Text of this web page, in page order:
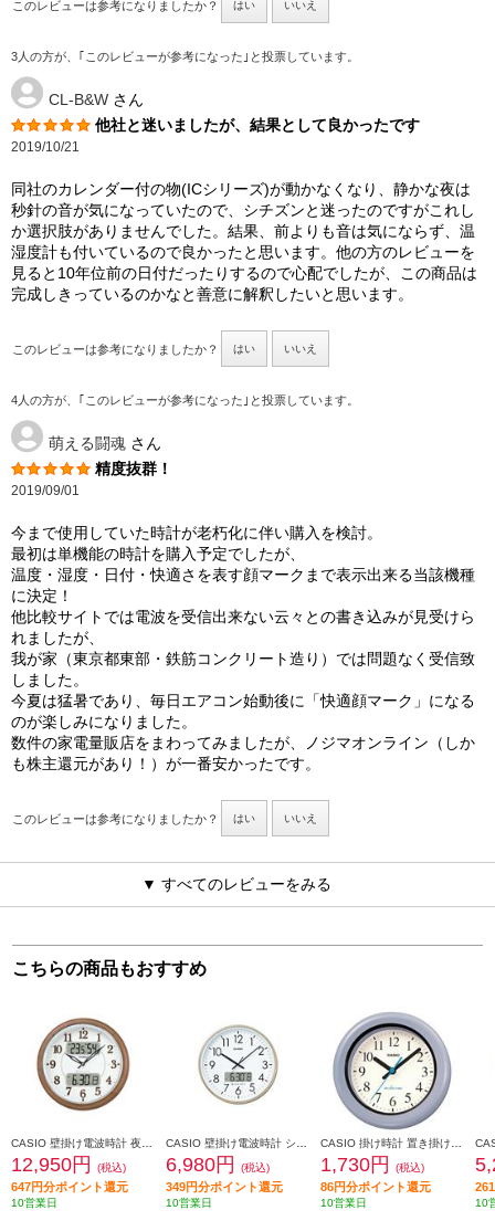
このレビューは参考になりましたか？ はい いいえ
3人の方が、｢このレビューが参考になった｣と投票しています。
CL-B&W さん
他社と迷いましたが、結果として良かったです
2019/10/21
同社のカレンダー付の物(ICシリーズ)が動かなくなり、静かな夜は
秒針の音が気になっていたので、シチズンと迷ったのですがこれし
か選択肢がありませんでした。結果、前よりも音は気にならず、温
湿度計も付いているので良かったと思います。他の方のレビューを
見ると10年位前の日付だったりするので心配でしたが、この商品は
完成しきっているのかなと善意に解釈したいと思います。
このレビューは参考になりましたか？ はい いいえ
4人の方が、｢このレビューが参考になった｣と投票しています。
萌える闘魂 さん
精度抜群！
2019/09/01
今まで使用していた時計が老朽化に伴い購入を検討。
最初は単機能の時計を購入予定でしたが、
温度・湿度・日付・快適さを表す顔マークまで表示出来る当該機種
に決定！
他比較サイトでは電波を受信出来ない云々との書き込みが見受けら
れましたが、
我が家（東京都東部・鉄筋コンクリート造り）では問題なく受信致
しました。
今夏は猛暑であり、毎日エアコン始動後に「快適顔マーク」になる
のが楽しみになりました。
数件の家電量販店をまわってみましたが、ノジマオンライン（しか
も株主還元があり！）が一番安かったです。
このレビューは参考になりましたか？ はい いいえ
▼ すべてのレビューをみる
こちらの商品もおすすめ
12,950円 (税込)
647円分ポイント還元
10営業日
6,980円 (税込)
349円分ポイント還元
10営業日
1,730円 (税込)
86円分ポイント還元
10営業日 10